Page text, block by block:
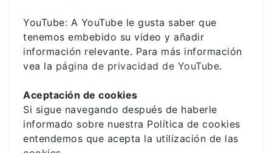
YouTube: A YouTube le gusta saber que
tenemos embebido su video y añadir
información relevante. Para más información
vea la página de privacidad de YouTube.
Aceptación de cookies
Si sigue navegando después de haberle
informado sobre nuestra Política de cookies
entendemos que acepta la utilización de las